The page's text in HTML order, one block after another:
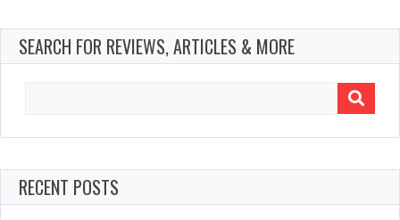
SEARCH FOR REVIEWS, ARTICLES & MORE
RECENT POSTS